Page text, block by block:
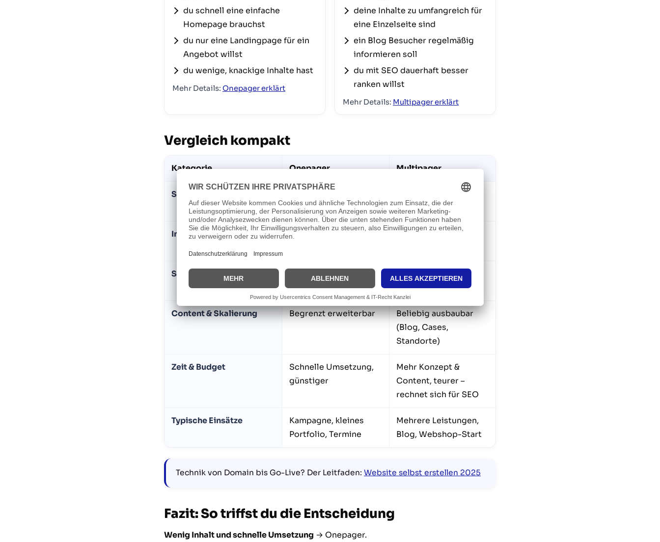
du schnell eine einfache
Homepage brauchst
du nur eine Landingpage für ein
Angebot willst
du wenige, knackige Inhalte hast
Mehr Details: Onepager erklärt
deine Inhalte zu umfangreich für
eine Einzelseite sind
ein Blog Besucher regelmäßig
informieren soll
du mit SEO dauerhaft besser
ranken willst
Mehr Details: Multipager erklärt
Vergleich kompakt
Kategorie Onepager Multipager
Struktur & Navigation
Menü
Haupt- & Untermenüs
Inhaltstiefe
Kurz, auf das
Ausführlich pro
SEO-Fokus
1 Haupt-Keyword /
Suchintention
Eigenes Keyword je
Unterseite (stärker)
Content & Skalierung Begrenzt erweiterbar
Beliebig ausbaubar
(Blog, Cases,
Standorte)
Zeit & Budget
Schnelle Umsetzung,
günstiger
Mehr Konzept &
Content, teurer –
rechnet sich für SEO
Typische Einsätze
Kampagne, kleines
Portfolio, Termine
Mehrere Leistungen,
Blog, Webshop-Start
Technik von Domain bis Go-Live? Der Leitfaden: Website selbst erstellen 2025
Fazit: So triffst du die Entscheidung
Wenig Inhalt und schnelle Umsetzung → Onepager.